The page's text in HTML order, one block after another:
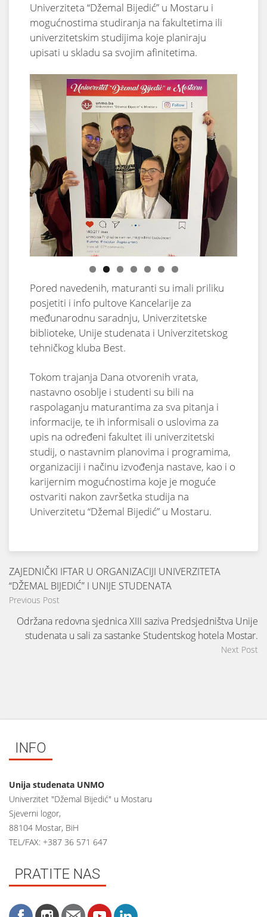
Univerziteta “Džemal Bijedić” u Mostaru i
mogućnostima studiranja na fakultetima ili
univerzitetskim studijima koje planiraju
upisati u skladu sa svojim afinitetima.
Pored navedenih, maturanti su imali priliku
posjetiti i info pultove Kancelarije za
međunarodnu saradnju, Univerzitetske
biblioteke, Unije studenata i Univerzitetskog
tehničkog kluba Best.
Tokom trajanja Dana otvorenih vrata,
nastavno osoblje i studenti su bili na
raspolaganju maturantima za sva pitanja i
informacije, te ih informisali o uslovima za
upis na određeni fakultet ili univerzitetski
studij, o nastavnim planovima i programima,
organizaciji i načinu izvođenja nastave, kao i o
karijernim mogućnostima koje je moguće
ostvariti nakon završetka studija na
Univerzitetu “Džemal Bijedić” u Mostaru.
ZAJEDNIČKI IFTAR U ORGANIZACIJI UNIVERZITETA
“DŽEMAL BIJEDIĆ” I UNIJE STUDENATA
Previous Post
Održana redovna sjednica XIII saziva Predsjedništva Unije
studenata u sali za sastanke Studentskog hotela Mostar.
Next Post
INFO
Unija studenata UNMO
Univerzitet "Džemal Bijedić" u Mostaru
Sjeverni logor,
88104 Mostar, BiH
TEL/FAX: +387 36 571 647
PRATITE NAS